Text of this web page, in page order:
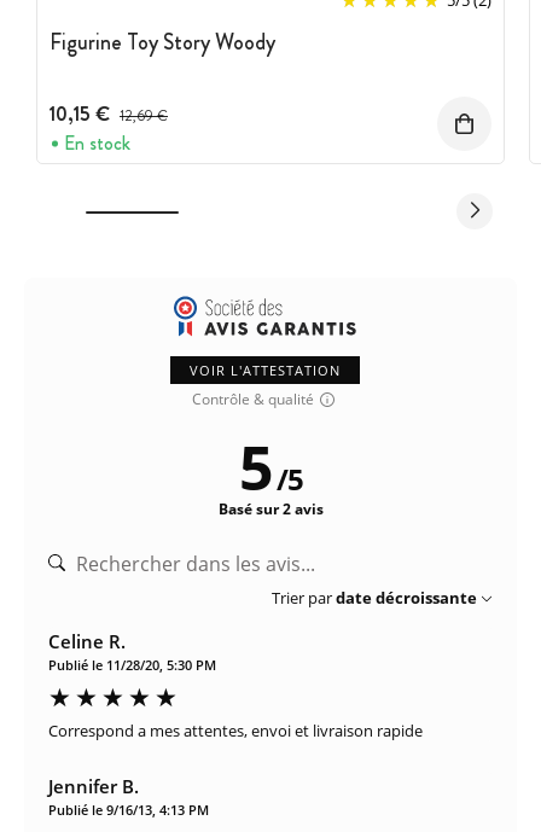
Figurine Toy Story Woody
10,15 € Prix avant réduction :
12,69 €
En stock
VOIR L'ATTESTATION
Contrôle & qualité
5/5
Basé sur 2 avis
Trier pardate décroissante
Celine R.
Publié le 11/28/20, 5:30 PM
Correspond a mes attentes, envoi et livraison rapide
Jennifer B.
Publié le 9/16/13, 4:13 PM